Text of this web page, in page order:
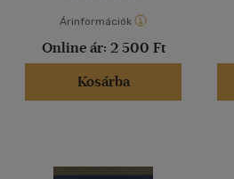
Árinformációk
Online ár: 2 500 Ft
Kosárba